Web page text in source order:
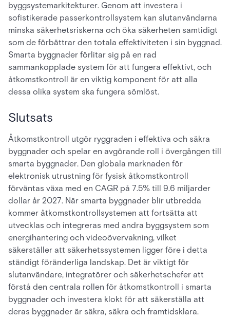
byggsystemarkitekturer. Genom att investera i
sofistikerade passerkontrollsystem kan slutanvändarna
minska säkerhetsriskerna och öka säkerheten samtidigt
som de förbättrar den totala effektiviteten i sin byggnad.
Smarta byggnader förlitar sig på en rad
sammankopplade system för att fungera effektivt, och
åtkomstkontroll är en viktig komponent för att alla
dessa olika system ska fungera sömlöst.
Slutsats
Åtkomstkontroll utgör ryggraden i effektiva och säkra
byggnader och spelar en avgörande roll i övergången till
smarta byggnader. Den globala marknaden för
elektronisk utrustning för fysisk åtkomstkontroll
förväntas växa med en CAGR på 7.5% till 9.6 miljarder
dollar år 2027. När smarta byggnader blir utbredda
kommer åtkomstkontrollsystemen att fortsätta att
utvecklas och integreras med andra byggsystem som
energihantering och videoövervakning, vilket
säkerställer att säkerhetssystemen ligger före i detta
ständigt föränderliga landskap. Det är viktigt för
slutanvändare, integratörer och säkerhetschefer att
förstå den centrala rollen för åtkomstkontroll i smarta
byggnader och investera klokt för att säkerställa att
deras byggnader är säkra, säkra och framtidsklara.